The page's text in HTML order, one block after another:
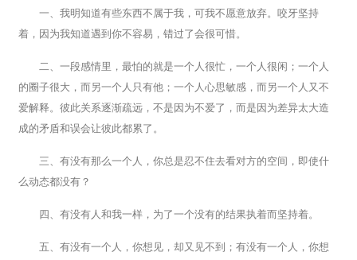
一、我明知道有些东西不属于我，可我不愿意放弃。咬牙坚持
着，因为我知道遇到你不容易，错过了会很可惜。
二、一段感情里，最怕的就是一个人很忙，一个人很闲；一个人
的圈子很大，而另一个人只有他；一个人心思敏感，而另一个人又不
爱解释。彼此关系逐渐疏远，不是因为不爱了，而是因为差异太大造
成的矛盾和误会让彼此都累了。
三、有没有那么一个人，你总是忍不住去看对方的空间，即使什
么动态都没有？
四、有没有人和我一样，为了一个没有的结果执着而坚持着。
五、有没有一个人，你想见，却又见不到；有没有一个人，你想